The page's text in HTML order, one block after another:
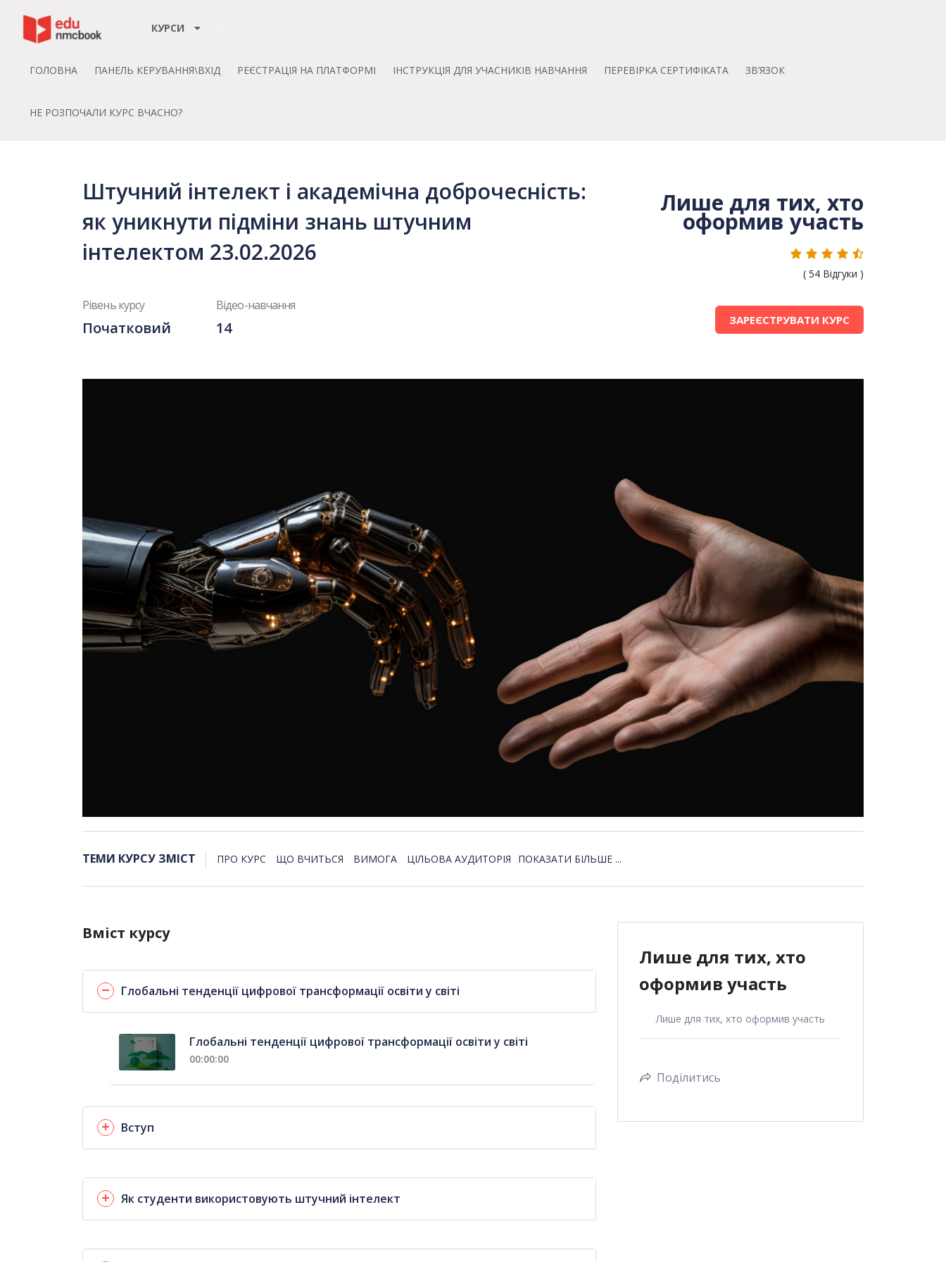
КУРСИ
ГОЛОВНА ПАНЕЛЬ КЕРУВАННЯ\ВХІД РЕЄСТРАЦІЯ НА ПЛАТФОРМІ ІНСТРУКЦІЯ ДЛЯ УЧАСНИКІВ НАВЧАННЯ ПЕРЕВІРКА СЕРТИФІКАТА ЗВ’ЯЗОК
НЕ РОЗПОЧАЛИ КУРС ВЧАСНО?
Штучний інтелект і академічна доброчесність:
як уникнути підміни знань штучним
інтелектом 23.02.2026
Лише для тих, хто
оформив участь
( 54 Відгуки )
Рівень курсу
Початковий
Відео-навчання
14 ЗАРЕЄСТРУВАТИ КУРС
ТЕМИ КУРСУ ЗМІСТ ПРО КУРС ЩО ВЧИТЬСЯ ВИМОГА ЦІЛЬОВА АУДИТОРІЯ ПОКАЗАТИ БІЛЬШЕ ...
Вміст курсу
Глобальні тенденції цифрової трансформації освіти у світі
Глобальні тенденції цифрової трансформації освіти у світі
00:00:00
Вступ
Як студенти використовують штучний інтелект
Лише для тих, хто
оформив участь
Лише для тих, хто оформив участь
Поділитись